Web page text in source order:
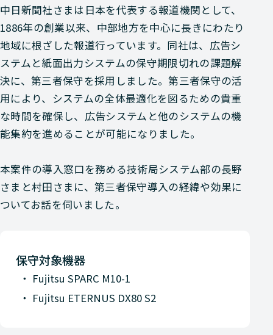
中日新聞社さまは日本を代表する報道機関として、
1886年の創業以来、中部地方を中心に長きにわたり
地域に根ざした報道行っています。同社は、広告シ
ステムと紙面出力システムの保守期限切れの課題解
決に、第三者保守を採用しました。第三者保守の活
用により、システムの全体最適化を図るための貴重
な時間を確保し、広告システムと他のシステムの機
能集約を進めることが可能になりました。
本案件の導入窓口を務める技術局システム部の長野
さまと村田さまに、第三者保守導入の経緯や効果に
ついてお話を伺いました。
保守対象機器
Fujitsu SPARC M10-1
Fujitsu ETERNUS DX80 S2